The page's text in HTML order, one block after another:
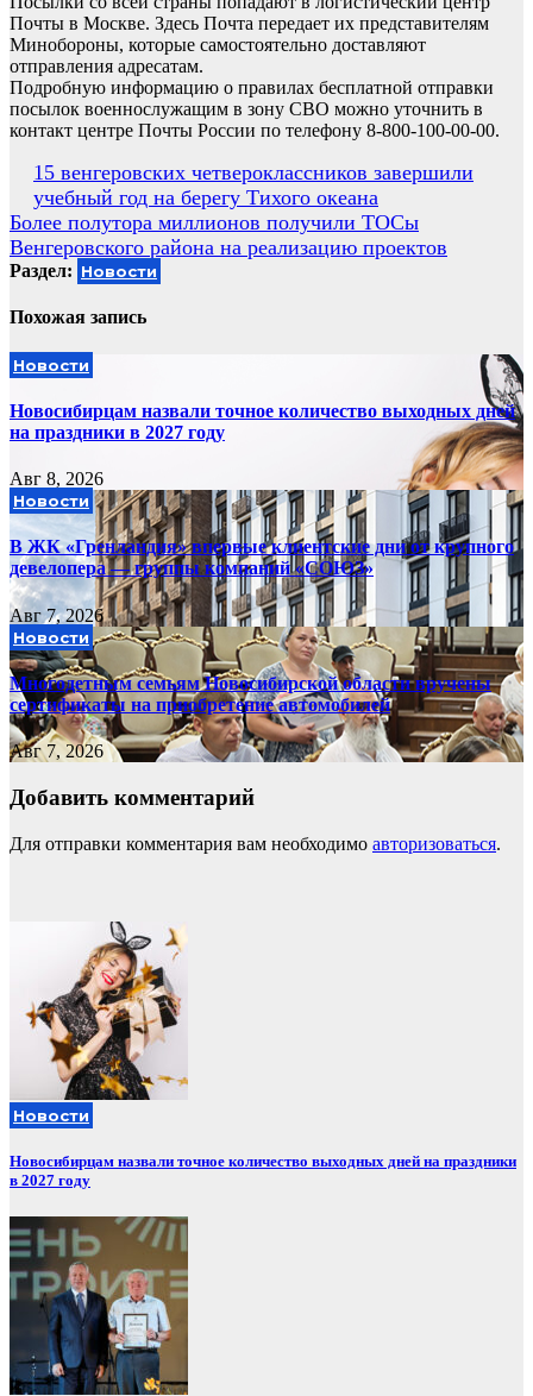
Почты в Москве. Здесь Почта передает их представителям
Минобороны, которые самостоятельно доставляют
отправления адресатам.
Подробную информацию о правилах бесплатной отправки
посылок военнослужащим в зону СВО можно уточнить в
контакт центре Почты России по телефону 8-800-100-00-00.
Навигация
по
записям
15 венгеровских четвероклассников завершили
учебный год на берегу Тихого океана
Более полутора миллионов получили ТОСы
Венгеровского района на реализацию проектов
Раздел: Новости
Похожая запись
Новости
Новосибирцам назвали точное количество выходных дней
на праздники в 2027 году
Авг 8, 2026
Новости
В ЖК «Гренландия» впервые клиентские дни от крупного
девелопера — группы компаний «СОЮЗ»
Авг 7, 2026
Новости
Многодетным семьям Новосибирской области вручены
сертификаты на приобретение автомобилей
Авг 7, 2026
Добавить комментарий
Для отправки комментария вам необходимо авторизоваться.
Новости
Новосибирцам назвали точное количество выходных дней на праздники
в 2027 году